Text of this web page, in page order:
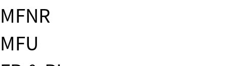
MFNR
MFU